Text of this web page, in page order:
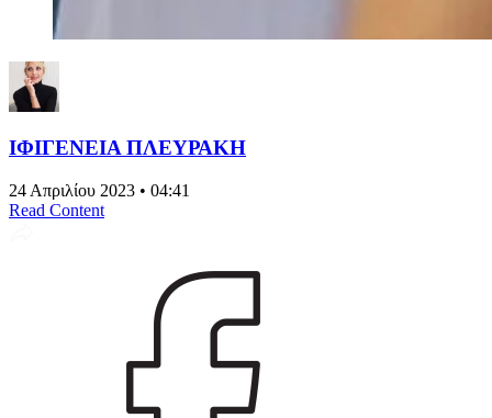
ΙΦΙΓΕΝΕΙΑ ΠΛΕΥΡΑΚΗ
24 Απριλίου 2023 • 04:41
Read Content